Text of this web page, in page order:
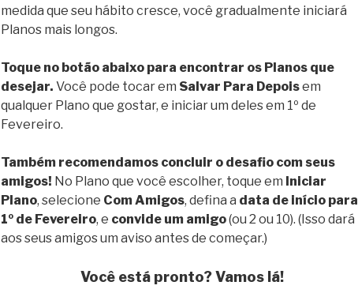
medida que seu hábito cresce, você gradualmente iniciará
Planos mais longos.
Toque no botão abaixo para encontrar os Planos que
desejar. Você pode tocar em Salvar Para Depoisem
qualquer Plano que gostar, e iniciar um deles em 1º de
Fevereiro.
Também recomendamos concluir o desafio com seus
amigos! No Plano que você escolher, toque em Iniciar
Plano, selecione Com Amigos, defina a data de início para
1º de Fevereiro, e convide um amigo(ou 2 ou 10). (Isso dará
aos seus amigos um aviso antes de começar.)
Você está pronto? Vamos lá!